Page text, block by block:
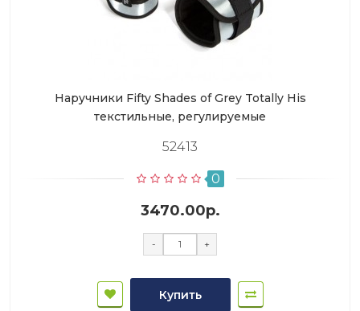
Наручники Fifty Shades of Grey Totally His
текстильные, регулируемые
52413
0
3470.00р.
- +
Купить